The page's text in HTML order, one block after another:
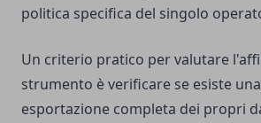
politica specifica del singolo
Un criterio pratico per valutare
strumento è verificare se esiste
esportazione completa dei propri